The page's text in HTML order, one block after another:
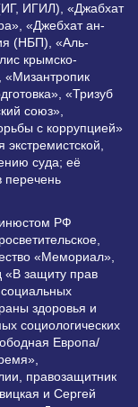
ИГИЛ), «Джабхат
«Джебхат ан-
(НБП), «Аль-
крымско-
«Мизантропик
«Тризуб
союз»,
с коррупцией»
суда; её
перечень
РФ
«Мемориал»,
защиту прав
здоровья и
социологических
Европа/
правозащитник
и Сергей